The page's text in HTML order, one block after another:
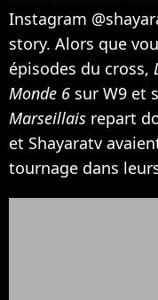
Instagram
story. Alors que
épisodes du cross,
Monde 6 sur W9 et
Marseillais repart
et Shayaratv
tournage dans